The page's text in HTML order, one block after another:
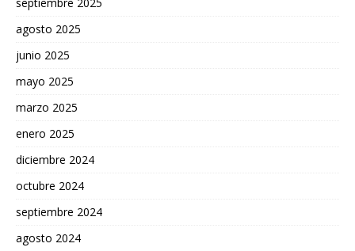
agosto 2025
junio 2025
mayo 2025
marzo 2025
enero 2025
diciembre 2024
octubre 2024
septiembre 2024
agosto 2024